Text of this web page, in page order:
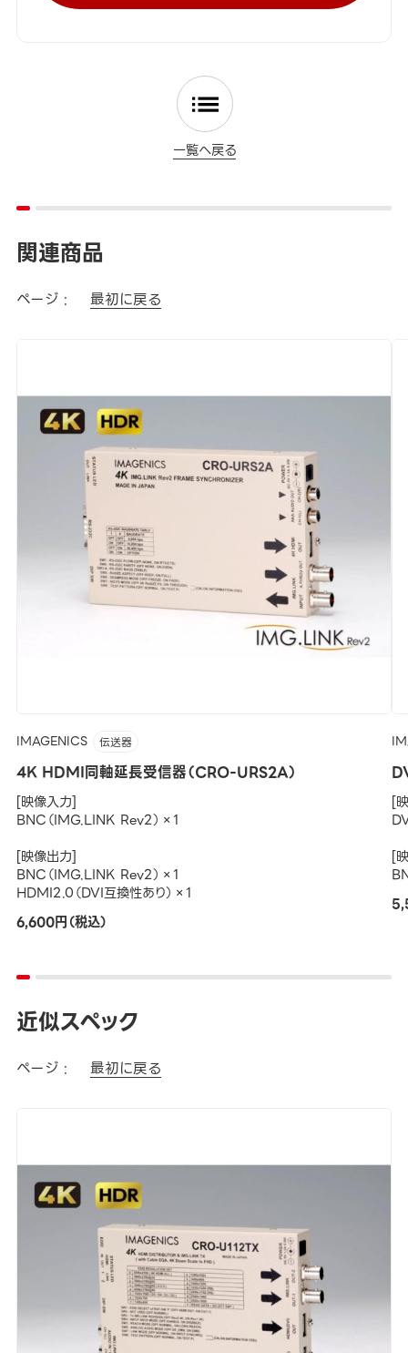
一覧へ戻る
関連商品
ページ : 最初に戻る
IMAGENICS 伝送器
4K HDMI同軸延長受信器（CRO-URS2A）
[映像入力]
BNC（IMG.LINK Rev2）×1
[映像出力]
BNC（IMG.LINK Rev2）×1
HDMI2.0（DVI互換性あり）×1
6,600円（税込）
[
[
近似スペック
ページ : 最初に戻る